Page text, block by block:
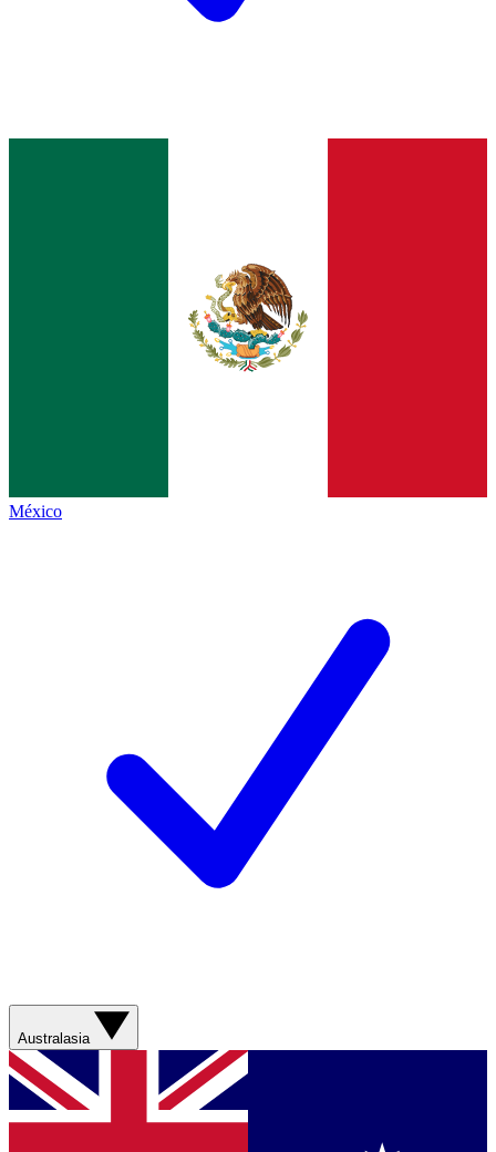
México
Australasia